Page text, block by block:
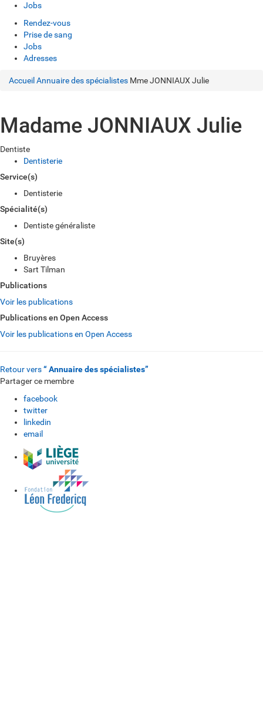
Jobs
Rendez-vous
Prise de sang
Jobs
Adresses
Accueil Annuaire des spécialistes Mme JONNIAUX Julie
Madame JONNIAUX Julie
Dentiste
Dentisterie
Service(s)
Dentisterie
Spécialité(s)
Dentiste généraliste
Site(s)
Bruyères
Sart Tilman
Publications
Voir les publications
Publications en Open Access
Voir les publications en Open Access
Retour vers“ Annuaire des spécialistes”
Partager ce membre
facebook
twitter
linkedin
email